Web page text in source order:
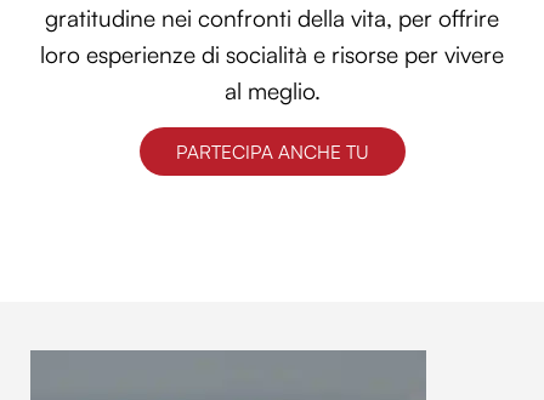
gratitudine nei confronti della vita, per offrire
loro esperienze di socialità e risorse per vivere
al meglio.
PARTECIPA ANCHE TU